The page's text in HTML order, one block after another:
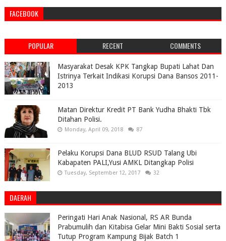
FACEBOOK
POPULAR RECENT COMMENTS
Masyarakat Desak KPK Tangkap Bupati Lahat Dan
Istrinya Terkait Indikasi Korupsi Dana Bansos 2011-
2013
Matan Direktur Kredit PT Bank Yudha Bhakti Tbk
Ditahan Polisi.
Monday, April 09, 2018 87
Pelaku Korupsi Dana BLUD RSUD Talang Ubi
Kabapaten PALI,Yusi AMKL Ditangkap Polisi
Tuesday, September 12, 2017 32
DAERAH
Peringati Hari Anak Nasional, RS AR Bunda
Prabumulih dan Kitabisa Gelar Mini Bakti Sosial serta
Tutup Program Kampung Bijak Batch 1